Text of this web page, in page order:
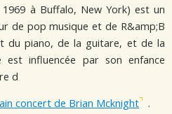
à Buffalo, New York) est un
de pop musique et de R&amp;B
du piano, de la guitare, et de la
est influencée par son enfance
d
concert de Brian Mcknight .